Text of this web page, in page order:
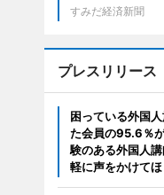
すみだ経済新聞
プレスリリース
困っている外国
た会員の95.6％
験のある外国人
軽に声をかけてほ